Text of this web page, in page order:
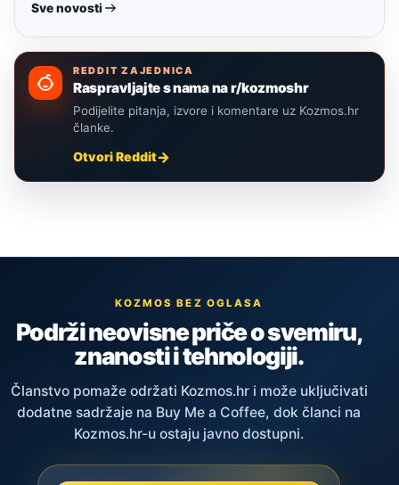
Sve novosti
REDDIT ZAJEDNICA
Raspravljajte s nama na r/kozmoshr
Podijelite pitanja, izvore i komentare uz Kozmos.hr
članke.
Otvori Reddit
KOZMOS BEZ OGLASA
Podrži neovisne priče o svemiru,
znanosti i tehnologiji.
Članstvo pomaže održati Kozmos.hr i može uključivati
dodatne sadržaje na Buy Me a Coffee, dok članci na
Kozmos.hr-u ostaju javno dostupni.